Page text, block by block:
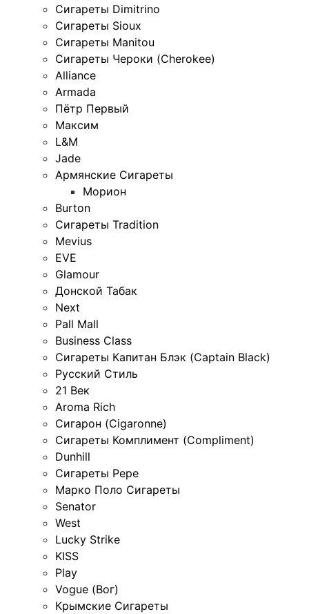
Сигареты Dimitrino
Сигареты Sioux
Сигареты Manitou
Сигареты Чероки (Cherokee)
Alliance
Armada
Пётр Первый
Максим
L&M
Jade
Армянские Сигареты
Морион
Burton
Сигареты Tradition
Mevius
EVE
Glamour
Донской Табак
Next
Pall Mall
Business Class
Сигареты Капитан Блэк (Captain Black)
Русский Стиль
21 Век
Aroma Rich
Сигарон (Cigaronne)
Сигареты Комплимент (Compliment)
Dunhill
Сигареты Pepe
Марко Поло Сигареты
Senator
West
Lucky Strike
KISS
Play
Vogue (Вог)
Крымские Сигареты